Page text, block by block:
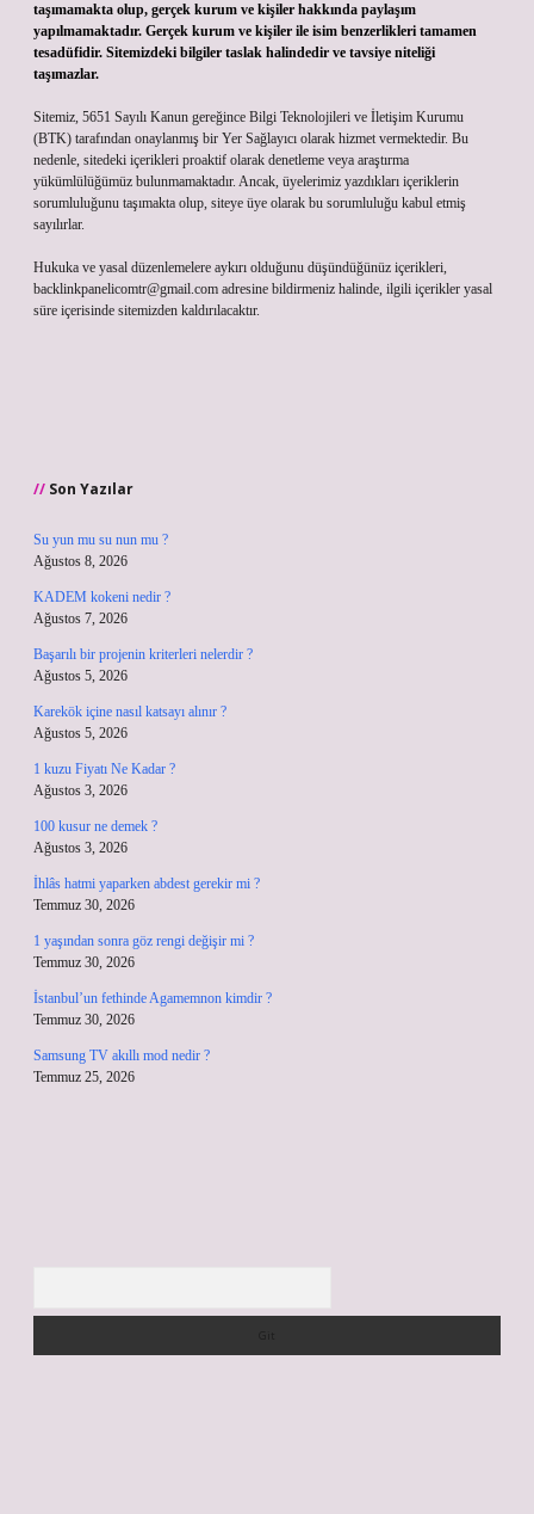
taşımamakta olup, gerçek kurum ve kişiler hakkında paylaşım
yapılmamaktadır. Gerçek kurum ve kişiler ile isim benzerlikleri tamamen
tesadüfidir. Sitemizdeki bilgiler taslak halindedir ve tavsiye niteliği
taşımazlar.
Sitemiz, 5651 Sayılı Kanun gereğince Bilgi Teknolojileri ve İletişim Kurumu
(BTK) tarafından onaylanmış bir Yer Sağlayıcı olarak hizmet vermektedir. Bu
nedenle, sitedeki içerikleri proaktif olarak denetleme veya araştırma
yükümlülüğümüz bulunmamaktadır. Ancak, üyelerimiz yazdıkları içeriklerin
sorumluluğunu taşımakta olup, siteye üye olarak bu sorumluluğu kabul etmiş
sayılırlar.
Hukuka ve yasal düzenlemelere aykırı olduğunu düşündüğünüz içerikleri,
backlinkpanelicomtr@gmail.com adresine bildirmeniz halinde, ilgili içerikler yasal
süre içerisinde sitemizden kaldırılacaktır.
Son Yazılar
Su yun mu su nun mu ?
Ağustos 8, 2026
KADEM kokeni nedir ?
Ağustos 7, 2026
Başarılı bir projenin kriterleri nelerdir ?
Ağustos 5, 2026
Karekök içine nasıl katsayı alınır ?
Ağustos 5, 2026
1 kuzu Fiyatı Ne Kadar ?
Ağustos 3, 2026
100 kusur ne demek ?
Ağustos 3, 2026
İhlâs hatmi yaparken abdest gerekir mi ?
Temmuz 30, 2026
1 yaşından sonra göz rengi değişir mi ?
Temmuz 30, 2026
İstanbul’un fethinde Agamemnon kimdir ?
Temmuz 30, 2026
Samsung TV akıllı mod nedir ?
Temmuz 25, 2026